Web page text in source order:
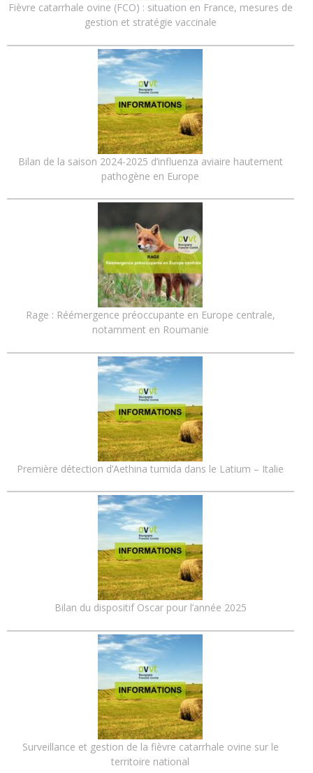
Fièvre catarrhale ovine (FCO) : situation en France, mesures de
gestion et stratégie vaccinale
Bilan de la saison 2024-2025 d’influenza aviaire hautement
pathogène en Europe
Rage : Réémergence préoccupante en Europe centrale,
notamment en Roumanie
Première détection d’Aethina tumida dans le Latium – Italie
Bilan du dispositif Oscar pour l’année 2025
Surveillance et gestion de la fièvre catarrhale ovine sur le
territoire national